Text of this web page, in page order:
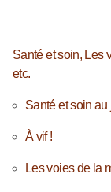
Santé et soin, Les
etc.
Santé et soin au
À vif !
Les voies de la